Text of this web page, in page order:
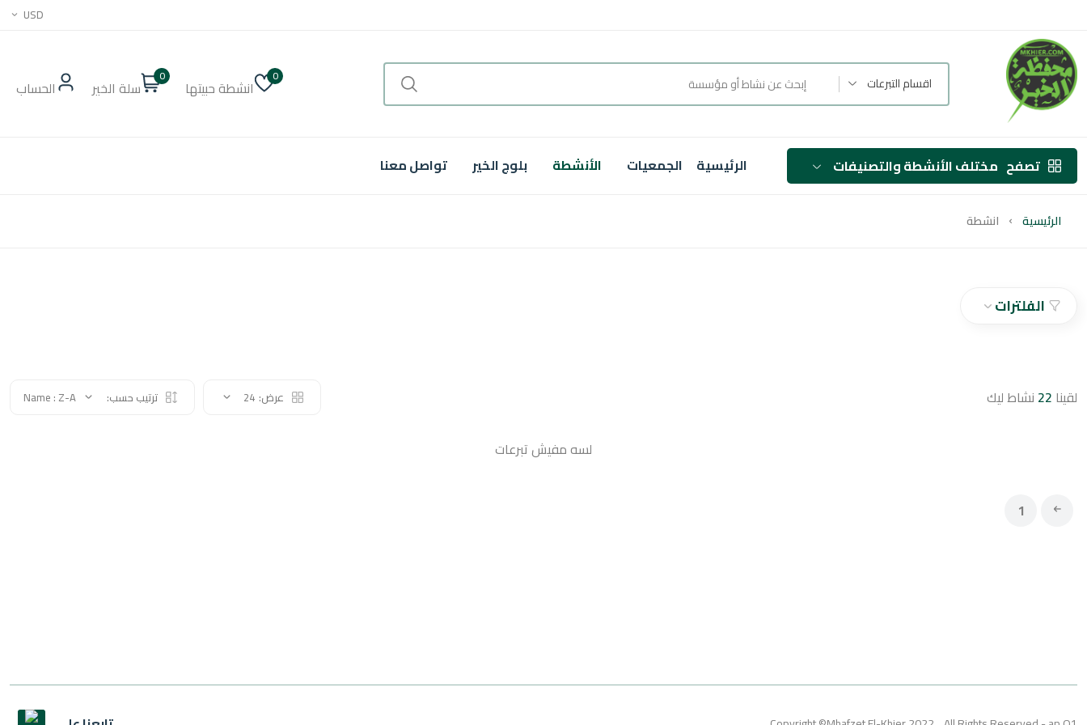
USD
اقسام التبرعات 0
انشطة حبيتها
0
سلة الخير الحساب
تصفح مختلف الأنشطة والتصنيفات الرئيسية الجمعيات الأنشطة بلوج الخير تواصل معنا
الرئيسية انشطة
الفلترات
لقينا 22 نشاط ليك عرض: 24 ترتيب حسب: Name : Z-A
لسه مفيش تبرعات
1